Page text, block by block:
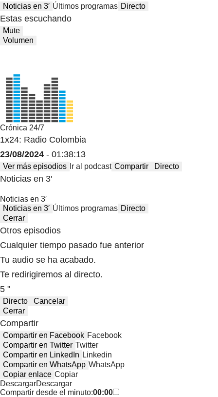
Noticias en 3′ Últimos programas Directo
Estas escuchando
Mute
Volumen
Crónica 24/7
1x24: Radio Colombia
23/08/2024 - 01:38:13
Ver más episodios Ir al podcast Compartir Directo
Noticias en 3′
Noticias en 3′
Noticias en 3′ Últimos programas Directo
Cerrar
Otros episodios
Cualquier tiempo pasado fue anterior
Tu audio se ha acabado.
Te redirigiremos al directo.
5 "
Directo
Cancelar
Cerrar
Compartir
Compartir en Facebook Facebook
Compartir en Twitter Twitter
Compartir en LinkedIn Linkedin
Compartir en WhatsApp WhatsApp
Copiar enlace Copiar
DescargarDescargar
Compartir desde el minuto:00:00